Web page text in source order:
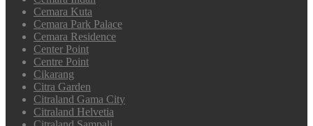
Cemara Kuta
Cemara Park Palace
Cemara Residence
Center Point
Centre Point
Cikarang
Citra Garden
Citraland Gama City
Citraland Helvetia